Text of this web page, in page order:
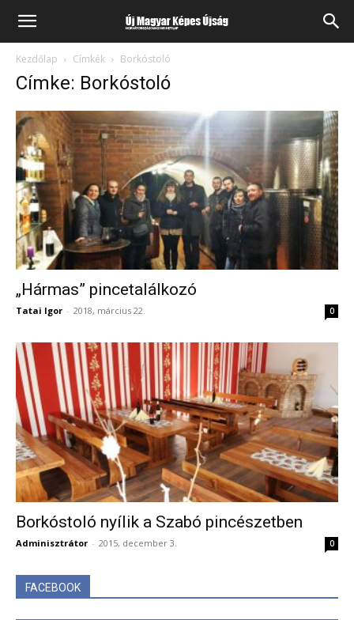
Kezdőlap Címkék Borkóstoló
Címke: Borkóstoló
„Hármas” pincetalálkozó
Tatai Igor - 2018, március 22. 0
Borkóstoló nyílik a Szabó pincészetben
Adminisztrátor - 2015, december 3. 0
FACEBOOK